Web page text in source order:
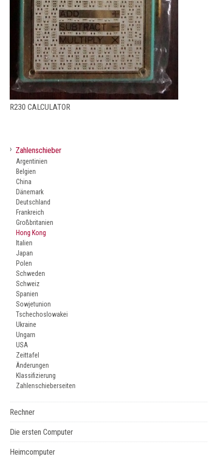
R230 CALCULATOR
› Zahlenschieber
Argentinien
Belgien
China
Dänemark
Deutschland
Frankreich
Großbritanien
Hong Kong
Italien
Japan
Polen
Schweden
Schweiz
Spanien
Sowjetunion
Tschechoslowakei
Ukraine
Ungarn
USA
Zeittafel
Änderungen
Klassifizierung
Zahlenschieberseiten
Rechner
Die ersten Computer
Heimcomputer